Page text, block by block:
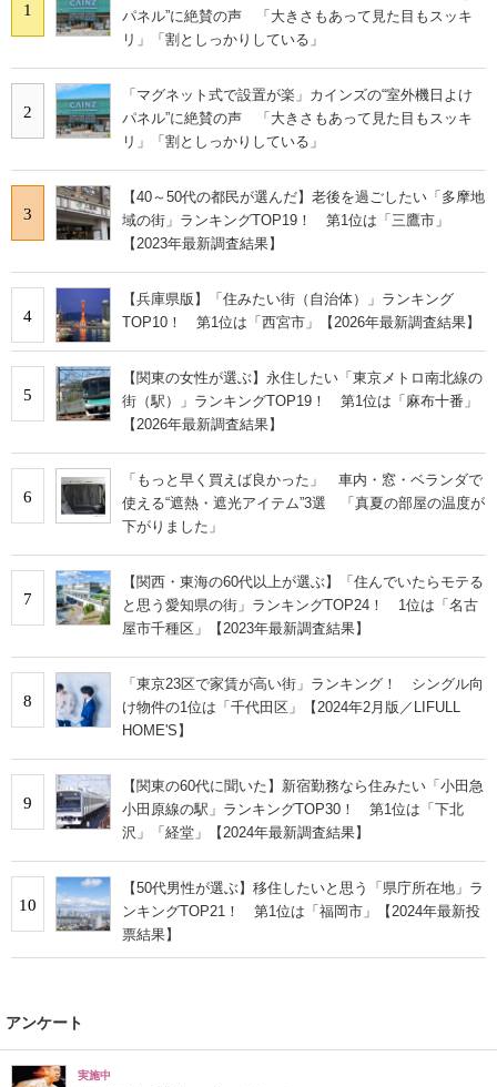
1
パネル”に絶賛の声 「大きさもあって見た目もスッキ
リ」「割としっかりしている」
2
「マグネット式で設置が楽」カインズの“室外機日よけ
パネル”に絶賛の声 「大きさもあって見た目もスッキ
リ」「割としっかりしている」
3
【40～50代の都民が選んだ】老後を過ごしたい「多摩地
域の街」ランキングTOP19！ 第1位は「三鷹市」
【2023年最新調査結果】
4
【兵庫県版】「住みたい街（自治体）」ランキング
TOP10！ 第1位は「西宮市」【2026年最新調査結果】
5
【関東の女性が選ぶ】永住したい「東京メトロ南北線の
街（駅）」ランキングTOP19！ 第1位は「麻布十番」
【2026年最新調査結果】
6
「もっと早く買えば良かった」 車内・窓・ベランダで
使える“遮熱・遮光アイテム”3選 「真夏の部屋の温度が
下がりました」
7
【関西・東海の60代以上が選ぶ】「住んでいたらモテる
と思う愛知県の街」ランキングTOP24！ 1位は「名古
屋市千種区」【2023年最新調査結果】
8
「東京23区で家賃が高い街」ランキング！ シングル向
け物件の1位は「千代田区」【2024年2月版／LIFULL
HOME'S】
9
【関東の60代に聞いた】新宿勤務なら住みたい「小田急
小田原線の駅」ランキングTOP30！ 第1位は「下北
沢」「経堂」【2024年最新調査結果】
10
【50代男性が選ぶ】移住したいと思う「県庁所在地」ラ
ンキングTOP21！ 第1位は「福岡市」【2024年最新投
票結果】
アンケート
実施中